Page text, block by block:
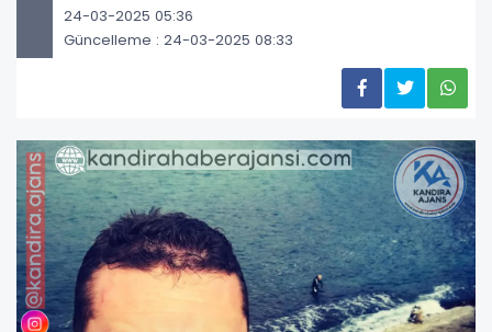
24-03-2025 05:36
Güncelleme : 24-03-2025 08:33